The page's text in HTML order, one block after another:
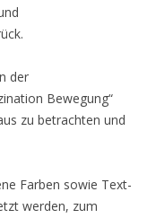
der
Bewegung“
zu betrachten und
Farben sowie Text-
werden, zum